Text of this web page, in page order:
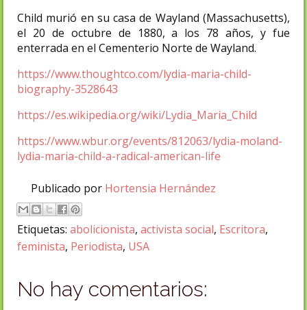
Child murió en su casa de Wayland (Massachusetts),
el 20 de octubre de 1880, a los 78 años, y fue
enterrada en el Cementerio Norte de Wayland.​
https://www.thoughtco.com/lydia-maria-child-
biography-3528643
https://es.wikipedia.org/wiki/Lydia_Maria_Child
https://www.wbur.org/events/812063/lydia-moland-
lydia-maria-child-a-radical-american-life
Publicado por Hortensia Hernández
Etiquetas: abolicionista, activista social, Escritora,
feminista, Periodista, USA
No hay comentarios: